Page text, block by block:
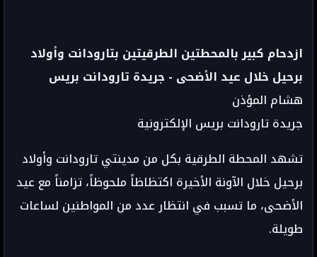
ازدحام كبير بالمحطتين الطرقيتين بتارودانت وأولاد
برحيل خلال عيد الأضحى - جريدة تارودانت بريس
هشام المؤذن
جريدة تارودانت بريس الإلكترونية
تشهد المحطة الطرقية بكل من مدينتي تارودانت وأولاد
برحيل خلال الآونة الأخيرة اكتظاظاً ملحوظاً، تزامناً مع عيد
الأضحى، ما تسبب في انتظار عدد من المواطنين لساعات
طويلة.